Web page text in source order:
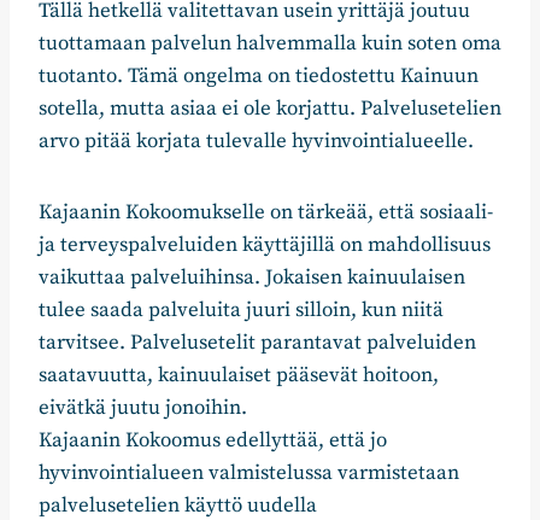
Tällä hetkellä valitettavan usein yrittäjä joutuu
tuottamaan palvelun halvemmalla kuin soten oma
tuotanto. Tämä ongelma on tiedostettu Kainuun
sotella, mutta asiaa ei ole korjattu. Palvelusetelien
arvo pitää korjata tulevalle hyvinvointialueelle.
Kajaanin Kokoomukselle on tärkeää, että sosiaali-
ja terveyspalveluiden käyttäjillä on mahdollisuus
vaikuttaa palveluihinsa. Jokaisen kainuulaisen
tulee saada palveluita juuri silloin, kun niitä
tarvitsee. Palvelusetelit parantavat palveluiden
saatavuutta, kainuulaiset pääsevät hoitoon,
eivätkä juutu jonoihin.
Kajaanin Kokoomus edellyttää, että jo
hyvinvointialueen valmistelussa varmistetaan
palvelusetelien käyttö uudella